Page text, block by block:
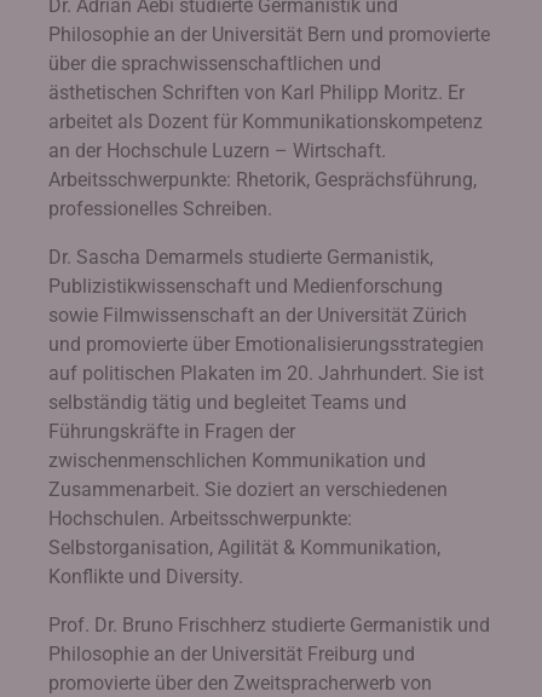
Dr. Adrian Aebi studierte Germanistik und
Philosophie an der Universität Bern und promovierte
über die sprachwissenschaftlichen und
ästhetischen Schriften von Karl Philipp Moritz. Er
arbeitet als Dozent für Kommunikationskompetenz
an der Hochschule Luzern – Wirtschaft.
Arbeitsschwerpunkte: Rhetorik, Gesprächsführung,
professionelles Schreiben.
Dr. Sascha Demarmels studierte Germanistik,
Publizistikwissenschaft und Medienforschung
sowie Filmwissenschaft an der Universität Zürich
und promovierte über Emotionalisierungsstrategien
auf politischen Plakaten im 20. Jahrhundert. Sie ist
selbständig tätig und begleitet Teams und
Führungskräfte in Fragen der
zwischenmenschlichen Kommunikation und
Zusammenarbeit. Sie doziert an verschiedenen
Hochschulen. Arbeitsschwerpunkte:
Selbstorganisation, Agilität & Kommunikation,
Konflikte und Diversity.
Prof. Dr. Bruno Frischherz studierte Germanistik und
Philosophie an der Universität Freiburg und
promovierte über den Zweitspracherwerb von